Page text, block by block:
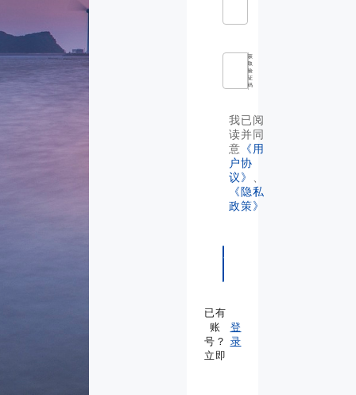
获
取
验
证
码
我已阅
读并同
意 《用
户协
议》 、
《隐私
政策》
注
已有
账
号？
立即
登
录